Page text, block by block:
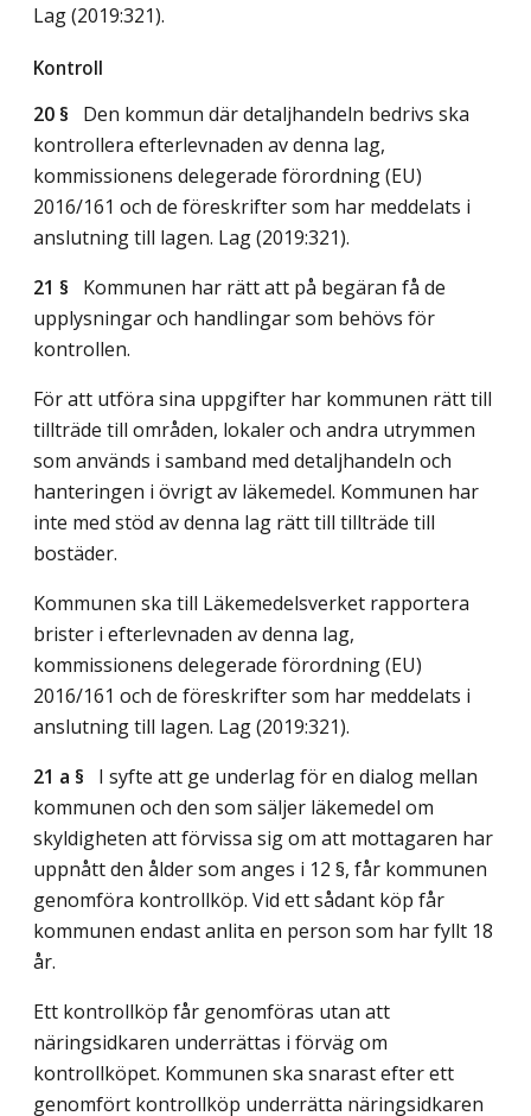
Lag (2019:321).
Kontroll
20 § Den kommun där detaljhandeln bedrivs ska
kontrollera efterlevnaden av denna lag,
kommissionens delegerade förordning (EU)
2016/161 och de föreskrifter som har meddelats i
anslutning till lagen. Lag (2019:321).
21 § Kommunen har rätt att på begäran få de
upplysningar och handlingar som behövs för
kontrollen.
För att utföra sina uppgifter har kommunen rätt till
tillträde till områden, lokaler och andra utrymmen
som används i samband med detaljhandeln och
hanteringen i övrigt av läkemedel. Kommunen har
inte med stöd av denna lag rätt till tillträde till
bostäder.
Kommunen ska till Läkemedelsverket rapportera
brister i efterlevnaden av denna lag,
kommissionens delegerade förordning (EU)
2016/161 och de föreskrifter som har meddelats i
anslutning till lagen. Lag (2019:321).
21 a § I syfte att ge underlag för en dialog mellan
kommunen och den som säljer läkemedel om
skyldigheten att förvissa sig om att mottagaren har
uppnått den ålder som anges i 12 §, får kommunen
genomföra kontrollköp. Vid ett sådant köp får
kommunen endast anlita en person som har fyllt 18
år.
Ett kontrollköp får genomföras utan att
näringsidkaren underrättas i förväg om
kontrollköpet. Kommunen ska snarast efter ett
genomfört kontrollköp underrätta näringsidkaren